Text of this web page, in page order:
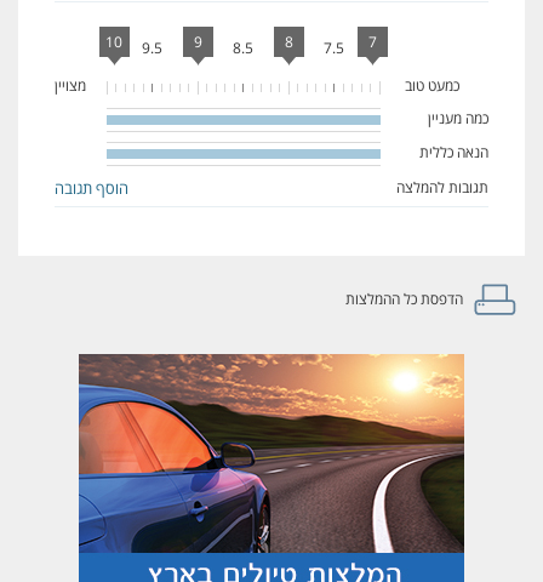
כמעט טוב
7
8
9
10 7.5
8.5
9.5
מצויין
כמה מעניין
100%
Complete
הנאה כללית
100%
תגובות להמלצה הוסף תגובה
הדפסת כל ההמלצות